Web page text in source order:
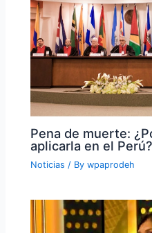
Pena de muerte:
aplicarla en el Perú?
Noticias / Bywpaprodeh